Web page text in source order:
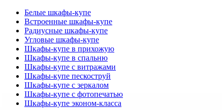
Белые шкафы-купе
Встроенные шкафы-купе
Радиусные шкафы-купе
Угловые шкафы-купе
Шкафы-купе в прихожую
Шкафы-купе в спальню
Шкафы-купе с витражами
Шкафы-купе пескоструй
Шкафы-купе с зеркалом
Шкафы-купе с фотопечатью
Шкафы-купе эконом-класса